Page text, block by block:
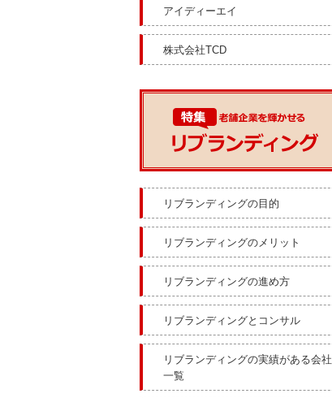
アイディーエイ
株式会社TCD
リブランディングの目的
リブランディングのメリット
リブランディングの進め方
リブランディングとコンサル
リブランディングの実績がある会社
一覧